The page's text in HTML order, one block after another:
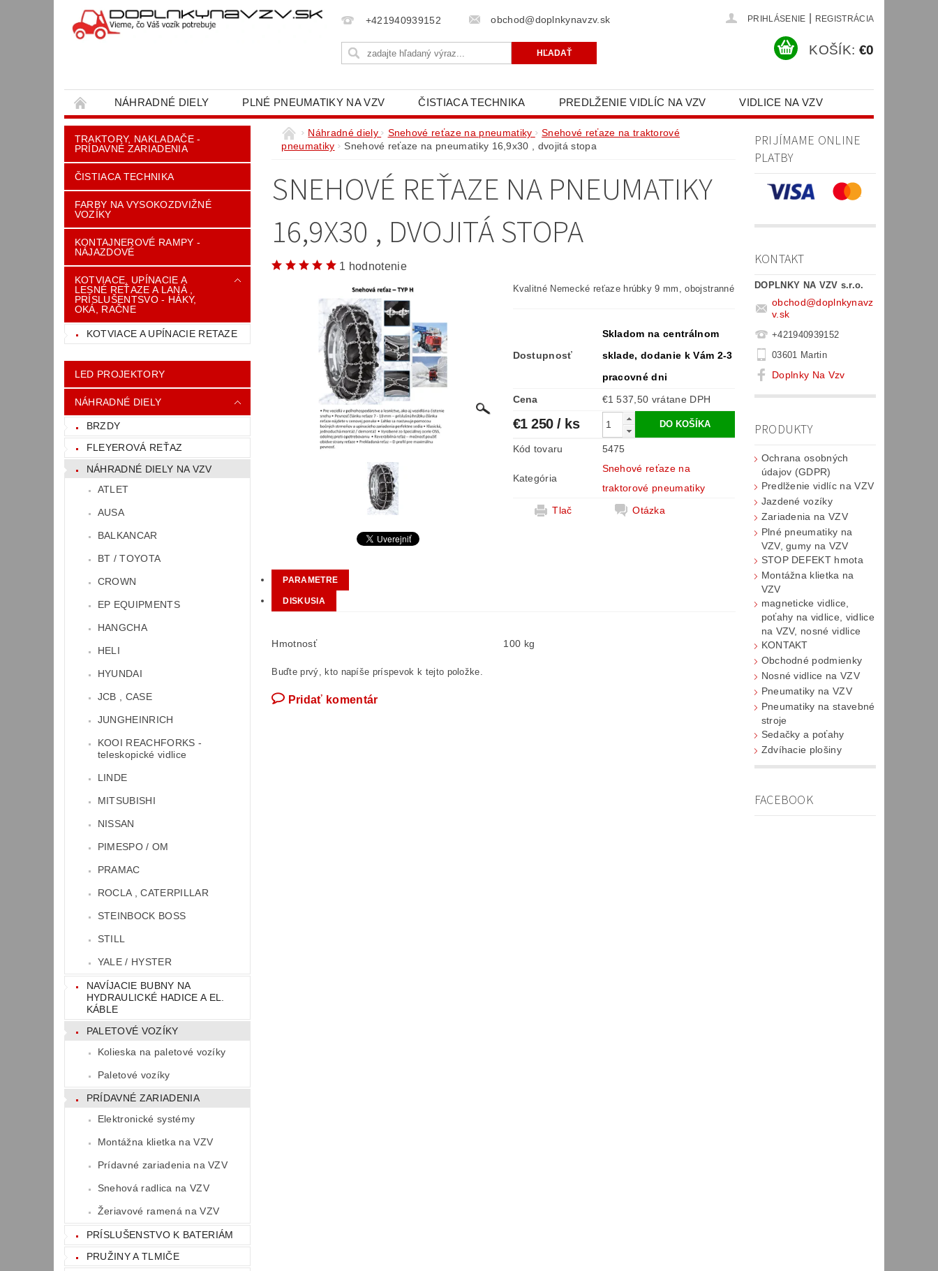
+421940939152 obchod@doplnkynavzv.sk PRIHLÁSENIE REGISTRÁCIA
KOŠÍK: €0
NÁHRADNÉ DIELY PLNÉ PNEUMATIKY NA VZV ČISTIACA TECHNIKA PREDLŽENIE VIDLÍC NA VZV VIDLICE NA VZV
OBCHODNÉ PODMIENKY KONTAKT NAPÍŠTE NÁM OCHRANA OSOBNÝCH ÚDAJOV (GDPR)
TRAKTORY, NAKLADAČE -
PRÍDAVNÉ ZARIADENIA
ČISTIACA TECHNIKA
FARBY NA VYSOKOZDVIŽNÉ
VOZÍKY
KONTAJNEROVÉ RAMPY -
NÁJAZDOVÉ
KOTVIACE, UPÍNACIE A
LESNÉ REŤAZE A LANÁ ,
PRÍSLUŠENTSVO - HÁKY,
OKÁ, RAČNE
KOTVIACE A UPÍNACIE RETAZE
LED PROJEKTORY
NÁHRADNÉ DIELY
BRZDY
FLEYEROVÁ REŤAZ
NÁHRADNÉ DIELY NA VZV
ATLET
AUSA
BALKANCAR
BT / TOYOTA
CROWN
EP EQUIPMENTS
HANGCHA
HELI
HYUNDAI
JCB , CASE
JUNGHEINRICH
KOOI REACHFORKS -
teleskopické vidlice
LINDE
MITSUBISHI
NISSAN
PIMESPO / OM
PRAMAC
ROCLA , CATERPILLAR
STEINBOCK BOSS
STILL
YALE / HYSTER
NAVÍJACIE BUBNY NA
HYDRAULICKÉ HADICE A EL.
KÁBLE
PALETOVÉ VOZÍKY
Kolieska na paletové vozíky
Paletové vozíky
PRÍDAVNÉ ZARIADENIA
Elektronické systémy
Montážna klietka na VZV
Prídavné zariadenia na VZV
Snehová radlica na VZV
Žeriavové ramená na VZV
PRÍSLUŠENSTVO K BATERIÁM
PRUŽINY A TLMIČE
Náhradné diely Snehové reťaze na pneumatiky
Snehové reťaze na traktorové
pneumatiky
Snehové reťaze na pneumatiky 16,9x30 , dvojitá stopa
SNEHOVÉ REŤAZE NA PNEUMATIKY
16,9X30 , DVOJITÁ STOPA
1 hodnotenie
Kvalitné Nemecké reťaze hrúbky 9 mm, obojstranné
Dostupnosť
Skladom na centrálnom
sklade, dodanie k Vám 2-3
pracovné dni
Cena
€1 537,50 vrátane DPH
€1 250/ ks
Kód tovaru 5475
Kategória
Snehové reťaze na
traktorové pneumatiky
Tlač
Otázka
PARAMETRE
DISKUSIA
Hmotnosť 100 kg
Buďte prvý, kto napíše príspevok k tejto položke.
Pridať komentár
PRIJÍMAME ONLINE
PLATBY
KONTAKT
DOPLNKY NA VZV s.r.o.
obchod@doplnkynavz
v.sk
+421940939152
03601 Martin
Doplnky Na Vzv
PRODUKTY
Ochrana osobných
údajov (GDPR)
Predlženie vidlíc na VZV
Jazdené vozíky
Zariadenia na VZV
Plné pneumatiky na
VZV, gumy na VZV
STOP DEFEKT hmota
Montážna klietka na
VZV
magneticke vidlice,
poťahy na vidlice, vidlice
na VZV, nosné vidlice
KONTAKT
Obchodné podmienky
Nosné vidlice na VZV
Pneumatiky na VZV
Pneumatiky na stavebné
stroje
Sedačky a poťahy
Zdvíhacie plošiny
FACEBOOK